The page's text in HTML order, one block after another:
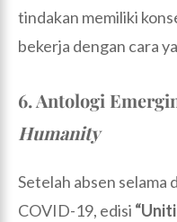
tindakan memiliki
bekerja dengan cara
6. Antologi
Humanity
Setelah absen selama
COVID-19, edisi